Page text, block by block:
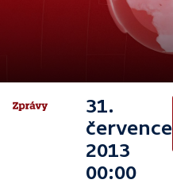
31.
července
2013
00:00